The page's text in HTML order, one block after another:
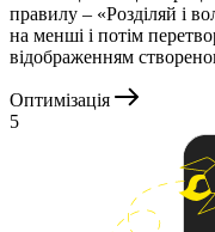
правилу – «Розділяй і
на менші і потім
відображенням
Оптимізація
5